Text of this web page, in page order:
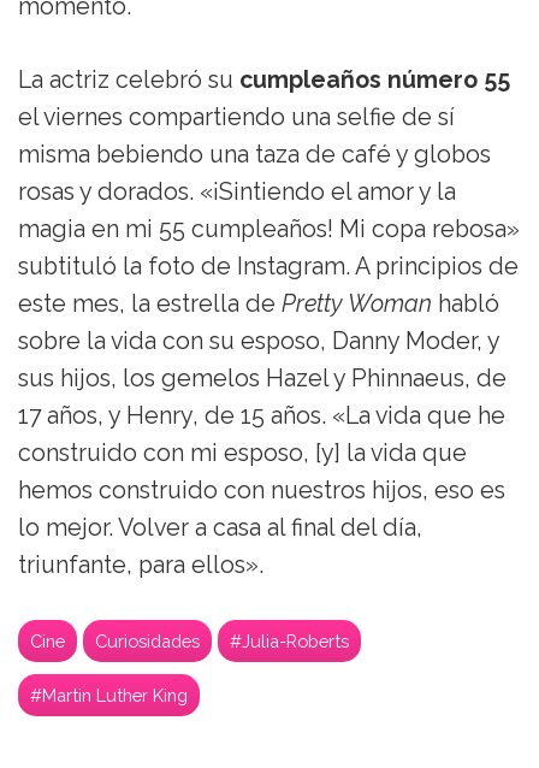
momento.
La actriz celebró su cumpleaños número 55
el viernes compartiendo una selfie de sí
misma bebiendo una taza de café y globos
rosas y dorados. «¡Sintiendo el amor y la
magia en mi 55 cumpleaños! Mi copa rebosa»
subtituló la foto de Instagram. A principios de
este mes, la estrella de Pretty Woman habló
sobre la vida con su esposo, Danny Moder, y
sus hijos, los gemelos Hazel y Phinnaeus, de
17 años, y Henry, de 15 años. «La vida que he
construido con mi esposo, [y] la vida que
hemos construido con nuestros hijos, eso es
lo mejor. Volver a casa al final del día,
triunfante, para ellos».
Cine Curiosidades #Julia-Roberts
#Martin Luther King